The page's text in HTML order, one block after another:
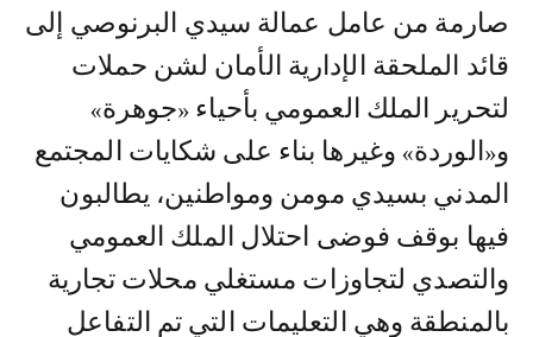
صارمة من عامل عمالة سيدي البرنوصي إلى
قائد الملحقة الإدارية الأمان لشن حملات
لتحرير الملك العمومي بأحياء «جوهرة»
و«الوردة» وغيرها بناء على شكايات المجتمع
المدني بسيدي مومن ومواطنين، يطالبون
فيها بوقف فوضى احتلال الملك العمومي
والتصدي لتجاوزات مستغلي محلات تجارية
بالمنطقة وهي التعليمات التي تم التفاعل